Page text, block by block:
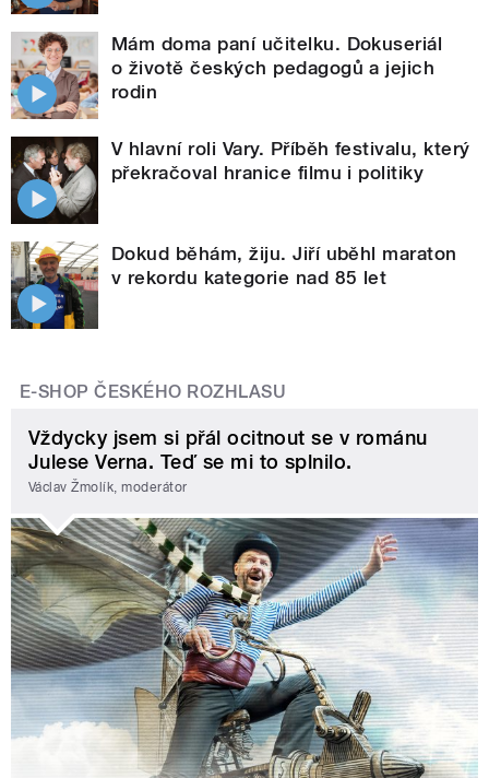
Mám doma paní učitelku. Dokuseriál
o životě českých pedagogů a jejich
rodin
V hlavní roli Vary. Příběh festivalu, který
překračoval hranice filmu i politiky
Dokud běhám, žiju. Jiří uběhl maraton
v rekordu kategorie nad 85 let
E-SHOP ČESKÉHO ROZHLASU
Vždycky jsem si přál ocitnout se v románu
Julese Verna. Teď se mi to splnilo.
Václav Žmolík, moderátor